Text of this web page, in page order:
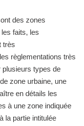
des zones
faits, les
très
règlementations très
plusieurs types de
zone urbaine, une
en détails les
à une zone indiquée
la partie intitulée